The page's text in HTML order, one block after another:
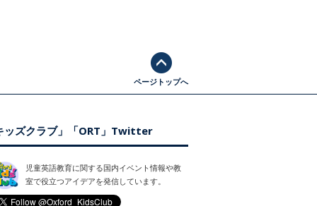
ページトップへ
ッズクラブ」「ORT」Twitter
児童英語教育に関する国内イベント情報や教
室で役立つアイデアを発信しています。